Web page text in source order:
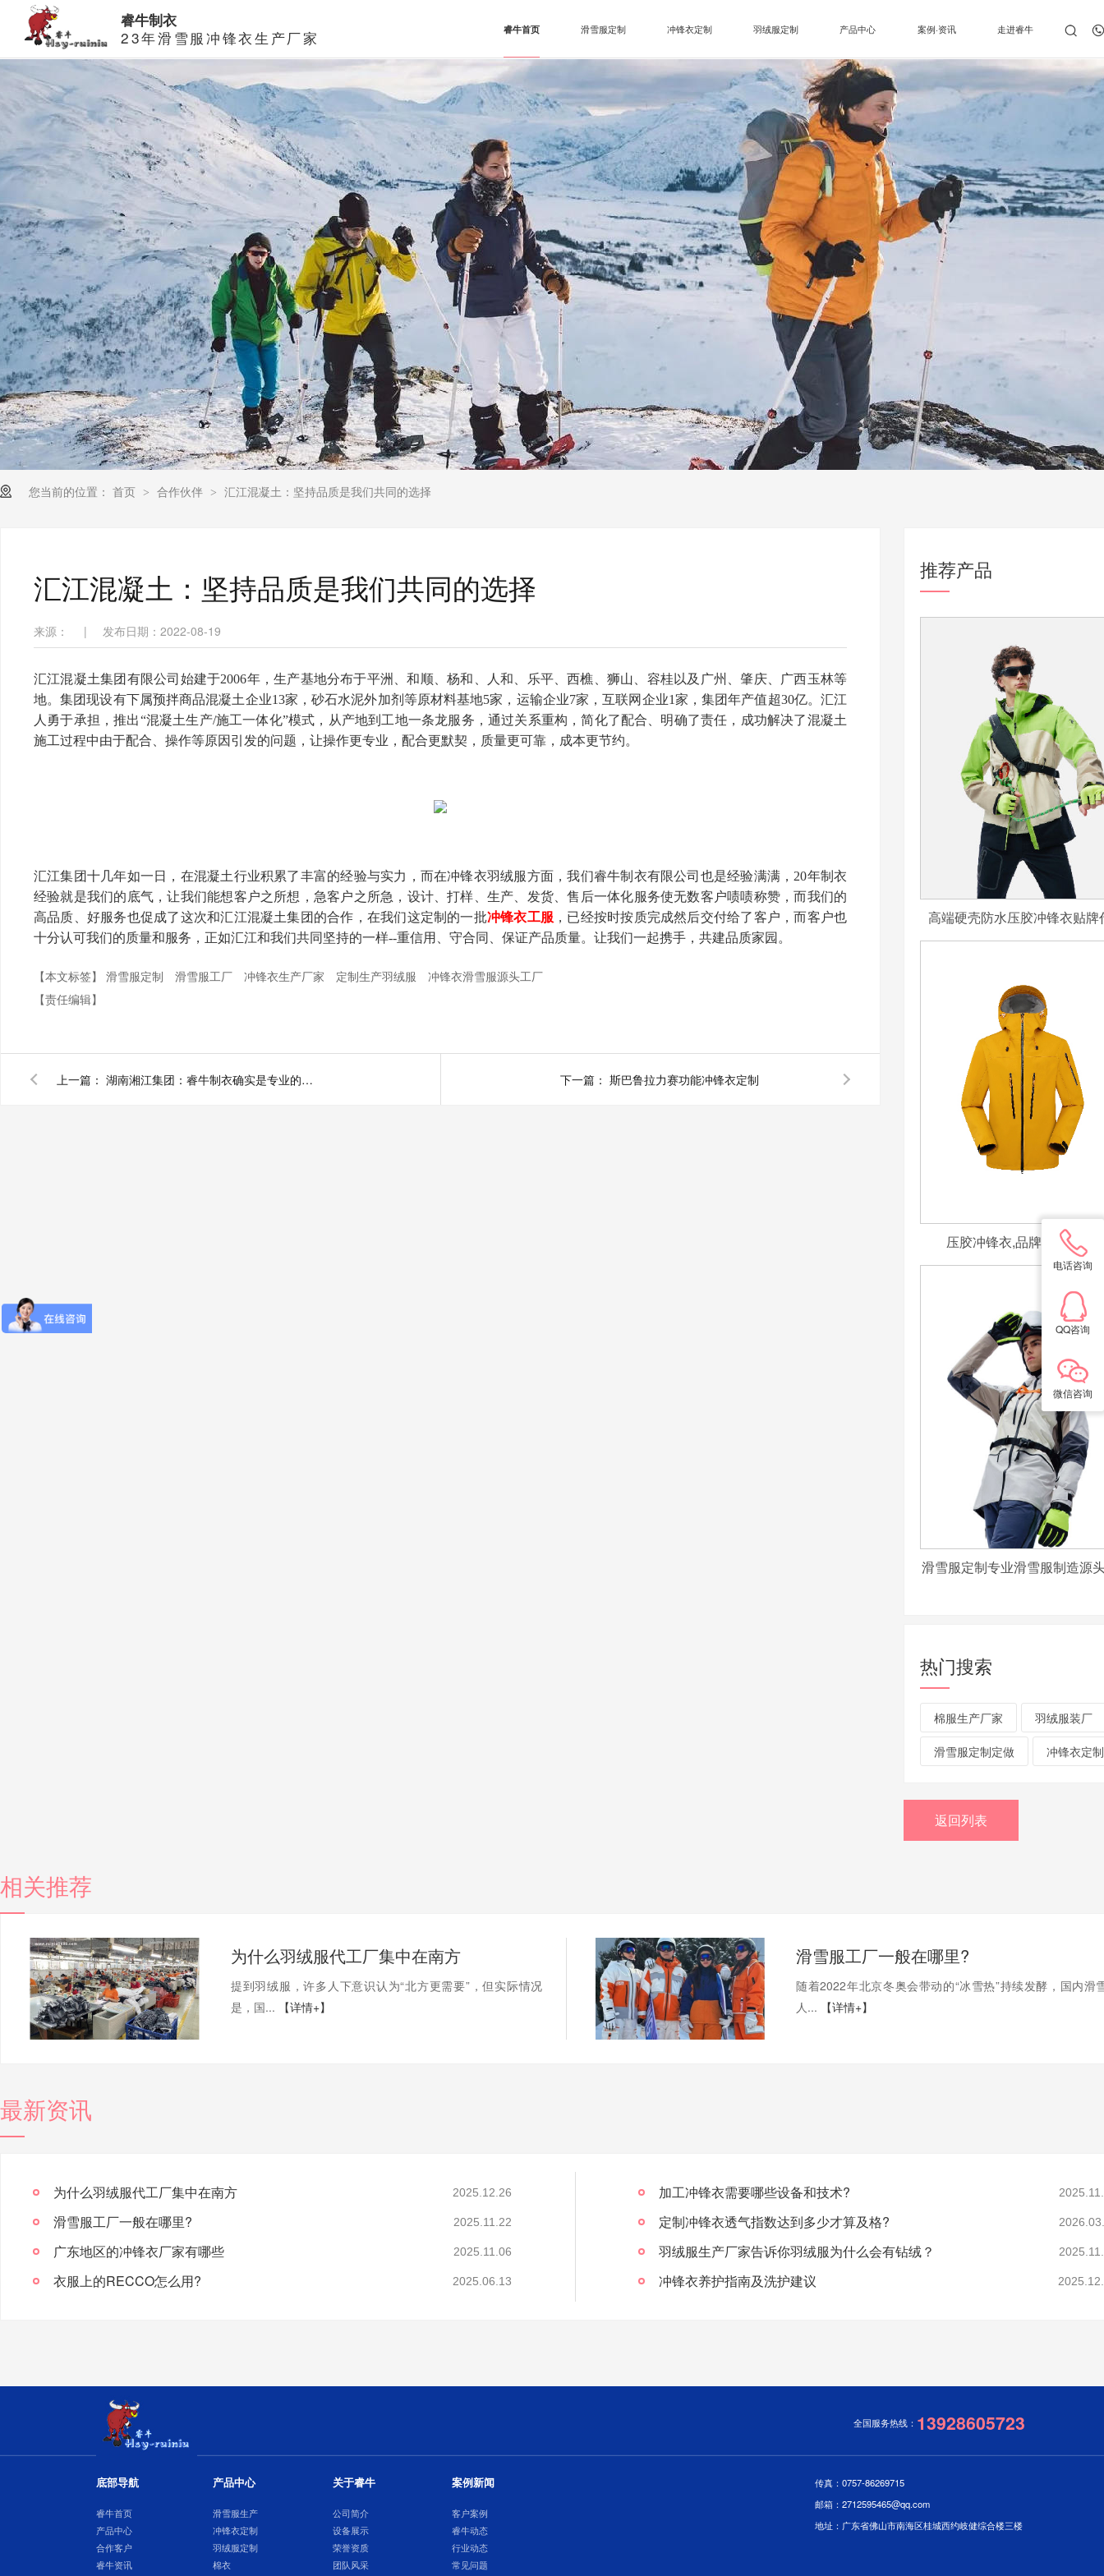
睿牛制衣
23年滑雪服冲锋衣生产厂家 睿牛首页 滑雪服定制 冲锋衣定制 羽绒服定制 产品中心 案例·资讯 走进睿牛
您当前的位置： 首页 > 合作伙伴 > 汇江混凝土：坚持品质是我们共同的选择
汇江混凝土：坚持品质是我们共同的选择
来源： | 发布日期：2022-08-19
汇江混凝土集团有限公司始建于2006年，生产基地分布于平洲、和顺、杨和、人和、乐平、西樵、狮山、容桂以及广州、肇庆、广西玉林等
地。集团现设有下属预拌商品混凝土企业13家，砂石水泥外加剂等原材料基地5家，运输企业7家，互联网企业1家，集团年产值超30亿。汇江
人勇于承担，推出“混凝土生产/施工一体化”模式，从产地到工地一条龙服务，通过关系重构，简化了配合、明确了责任，成功解决了混凝土
施工过程中由于配合、操作等原因引发的问题，让操作更专业，配合更默契，质量更可靠，成本更节约。
汇江集团十几年如一日，在混凝土行业积累了丰富的经验与实力，而在冲锋衣羽绒服方面，我们睿牛制衣有限公司也是经验满满，20年制衣
经验就是我们的底气，让我们能想客户之所想，急客户之所急，设计、打样、生产、发货、售后一体化服务使无数客户啧啧称赞，而我们的
高品质、好服务也促成了这次和汇江混凝土集团的合作，在我们这定制的一批冲锋衣工服 ，已经按时按质完成然后交付给了客户，而客户也
十分认可我们的质量和服务，正如汇江和我们共同坚持的一样--重信用、守合同、保证产品质量。让我们一起携手，共建品质家园。
【本文标签】 滑雪服定制 滑雪服工厂 冲锋衣生产厂家 定制生产羽绒服
冲锋衣滑雪服源头工厂
【责任编辑】
上一篇： 湖南湘江集团：睿牛制衣确实是专业的滑雪服厂家 下一篇： 斯巴鲁拉力赛功能冲锋衣定制
推荐产品
高端硬壳防水压胶冲锋衣贴牌
压胶冲锋衣,品牌冲锋衣定
滑雪服定制专业滑雪服制造源
热门搜索
棉服生产厂家 羽绒服装厂
滑雪服定制定做 冲锋衣定制
返回列表
相关推荐
为什么羽绒服代工厂集中在南方
提到羽绒服，许多人下意识认为“北方更需要”，但实际情况
是，国...
【详情+】
滑雪服工厂一般在哪里?
随着2022年北京冬奥会带动的“冰雪热”持续发酵，国内滑
人...
【详情+】
最新资讯
为什么羽绒服代工厂集中在南方 2025.12.26
滑雪服工厂一般在哪里? 2025.11.22
广东地区的冲锋衣厂家有哪些 2025.11.06
衣服上的RECCO怎么用? 2025.06.13
加工冲锋衣需要哪些设备和技术?
定制冲锋衣透气指数达到多少才算及格?
羽绒服生产厂家告诉你羽绒服为什么会有钻绒？
冲锋衣养护指南及洗护建议
全国服务热线： 13928605723
底部导航
睿牛首页
产品中心
合作客户
睿牛资讯
产品中心
滑雪服生产
冲锋衣定制
羽绒服定制
棉衣
关于睿牛
公司简介
设备展示
荣誉资质
团队风采
案例新闻
客户案例
睿牛动态
行业动态
常见问题
传真：0757-86269715
邮箱：2712595465@qq.com
地址：广东省佛山市南海区桂城西约岐健综合楼三楼
电话咨询
QQ咨询
微信咨询